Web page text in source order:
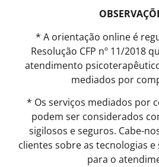
* A orientação online é
Resolução CFP nº 11/2018
atendimento
mediados por
* Os serviços mediados por
podem ser considerados
sigilosos e seguros. Cabe-
clientes sobre as tecnologias
para o